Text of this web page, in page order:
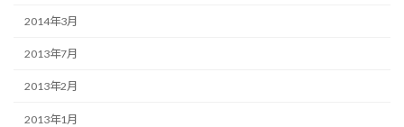
2014年3月
2013年7月
2013年2月
2013年1月